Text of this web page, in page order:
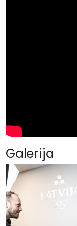
Galerija